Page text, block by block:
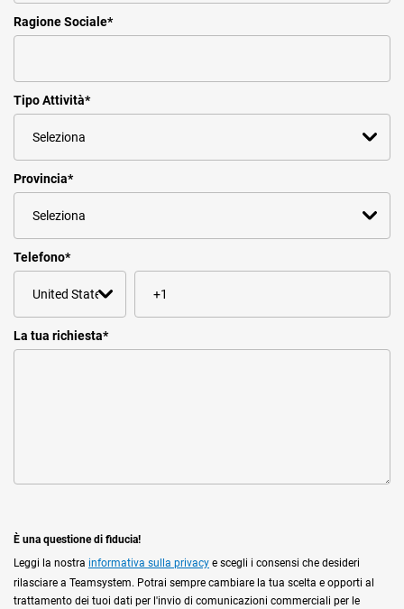
Ragione Sociale*
Tipo Attività*
Provincia*
Telefono*
La tua richiesta*
È una questione di fiducia!
Leggi la nostra informativa sulla privacy e scegli i consensi che desideri
rilasciare a Teamsystem. Potrai sempre cambiare la tua scelta e opporti al
trattamento dei tuoi dati per l'invio di comunicazioni commerciali per le